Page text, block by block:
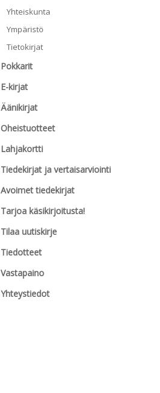
Yhteiskunta
Ympäristö
Tietokirjat
Pokkarit
E-kirjat
Äänikirjat
Oheistuotteet
Lahjakortti
Tiedekirjat ja vertaisarviointi
Avoimet tiedekirjat
Tarjoa käsikirjoitusta!
Tilaa uutiskirje
Tiedotteet
Vastapaino
Yhteystiedot